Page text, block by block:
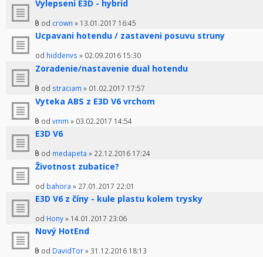
Vylepseni E3D - hybrid
od crown » 13.01.2017 16:45
Ucpavani hotendu / zastaveni posuvu struny
od hiddenvs » 02.09.2016 15:30
Zoradenie/nastavenie dual hotendu
od straciam » 01.02.2017 17:57
Vyteka ABS z E3D V6 vrchom
od vmm » 03.02.2017 14:54
E3D V6
od medapeta » 22.12.2016 17:24
Životnost zubatice?
od bahora » 27.01.2017 22:01
E3D V6 z číny - kule plastu kolem trysky
od Hony» 14.01.2017 23:06
Nový HotEnd
od DavidTor» 31.12.2016 18:13